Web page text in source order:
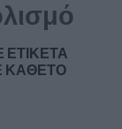
ΕΤΙΚΈΤΑ
ΚΆΘΕΤΟ